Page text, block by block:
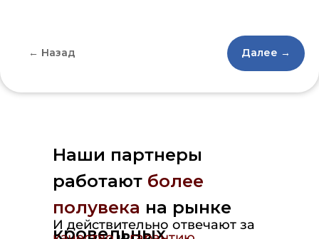
← Назад Далее →
Наши партнеры
работают более
полувека на рынке
кровельных
И действительно отвечают за